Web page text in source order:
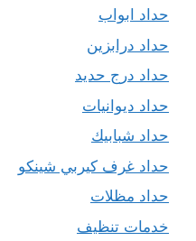
حداد ابواب
حداد درابزين
حداد درج حديد
حداد ديوانيات
حداد شبابيك
حداد غرف كيربي شينكو
حداد مظلات
خدمات تنظيف